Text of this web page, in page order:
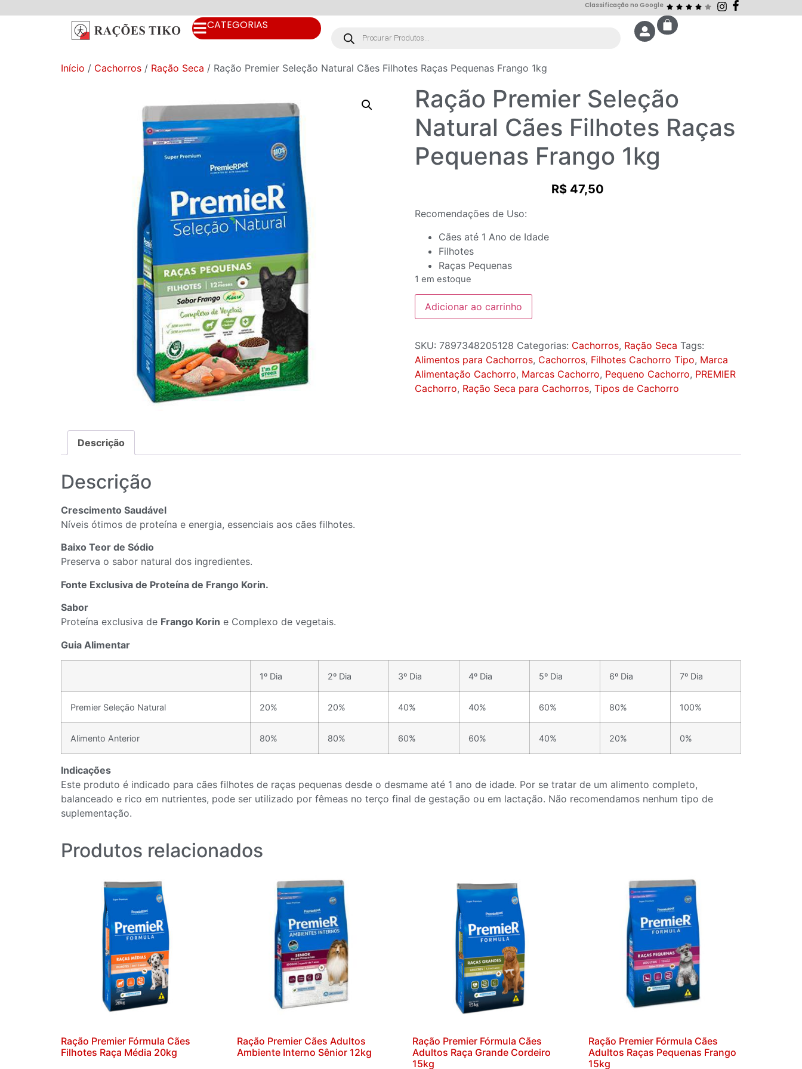
Classificação no Google
CATEGORIAS
Início / Cachorros / Ração Seca / Ração Premier Seleção Natural Cães Filhotes Raças Pequenas Frango 1kg
Ração Premier Seleção
Natural Cães Filhotes Raças
Pequenas Frango 1kg
R$ 47,50
Recomendações de Uso:
Cães até 1 Ano de Idade
Filhotes
Raças Pequenas
1 em estoque
Adicionar ao carrinho
SKU: 7897348205128 Categorias: Cachorros, Ração Seca Tags:
Alimentos para Cachorros, Cachorros, Filhotes Cachorro Tipo, Marca
Alimentação Cachorro, Marcas Cachorro, Pequeno Cachorro, PREMIER
Cachorro, Ração Seca para Cachorros, Tipos de Cachorro
Descrição
Descrição
Crescimento Saudável
Níveis ótimos de proteína e energia, essenciais aos cães filhotes.
Baixo Teor de Sódio
Preserva o sabor natural dos ingredientes.
Fonte Exclusiva de Proteína de Frango Korin.
Sabor
Proteína exclusiva de Frango Korin e Complexo de vegetais.
Guia Alimentar
1º Dia 2º Dia 3º Dia 4º Dia 5º Dia 6º Dia 7º Dia
Premier Seleção Natural 20% 20% 40% 40% 60% 80% 100%
Alimento Anterior 80% 80% 60% 60% 40% 20% 0%
Indicações
Este produto é indicado para cães filhotes de raças pequenas desde o desmame até 1 ano de idade. Por se tratar de um alimento completo,
balanceado e rico em nutrientes, pode ser utilizado por fêmeas no terço final de gestação ou em lactação. Não recomendamos nenhum tipo de
suplementação.
Produtos relacionados
Ração Premier Fórmula Cães
Filhotes Raça Média 20kg
Ração Premier Cães Adultos
Ambiente Interno Sênior 12kg
Ração Premier Fórmula Cães
Adultos Raça Grande Cordeiro
15kg
Ração Premier Fórmula Cães
Adultos Raças Pequenas Frango
15kg